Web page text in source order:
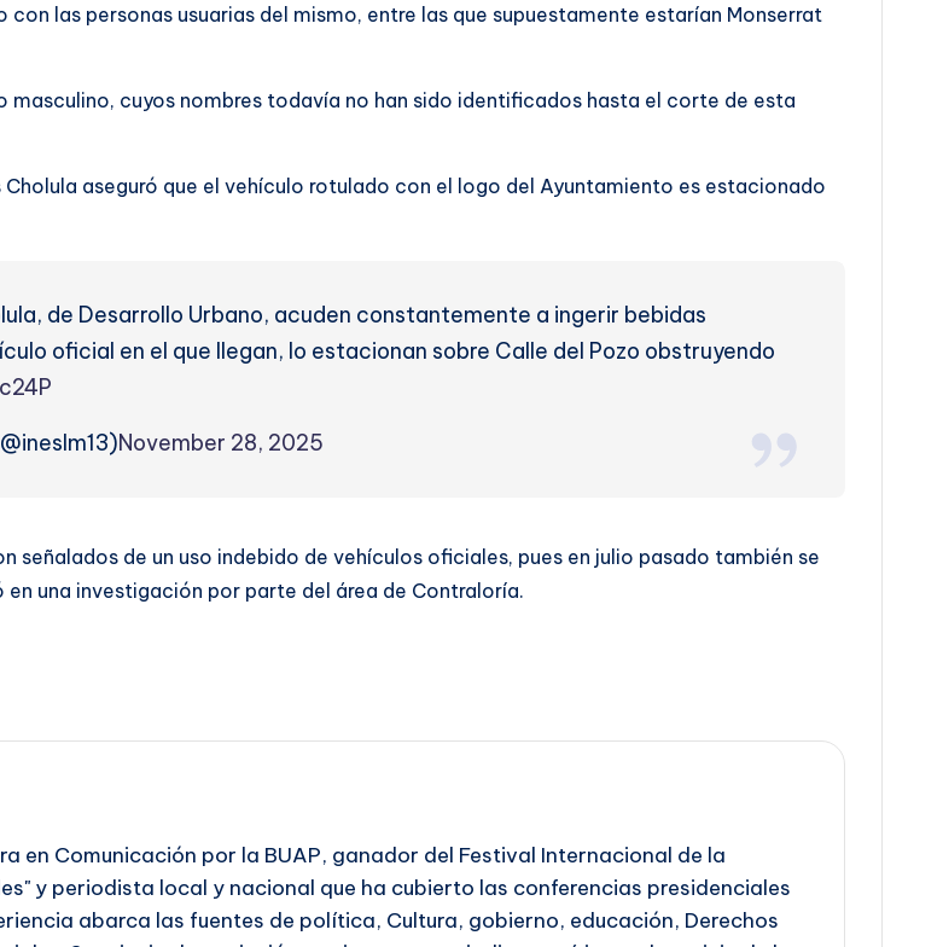
las personas usuarias del mismo, entre las que supuestamente estarían Monserrat
cuyos nombres todavía no han sido identificados hasta el corte de esta
aseguró que el vehículo rotulado con el logo del Ayuntamiento es estacionado
de Desarrollo Urbano, acuden constantemente a ingerir bebidas
oficial en el que llegan, lo estacionan sobre Calle del Pozo obstruyendo
November 28, 2025
señalados de un uso indebido de vehículos oficiales, pues en julio pasado también se
una investigación por parte del área de Contraloría.
en Comunicación por la BUAP, ganador del Festival Internacional de la
y periodista local y nacional que ha cubierto las conferencias presidenciales
abarca las fuentes de política, Cultura, gobierno, educación, Derechos